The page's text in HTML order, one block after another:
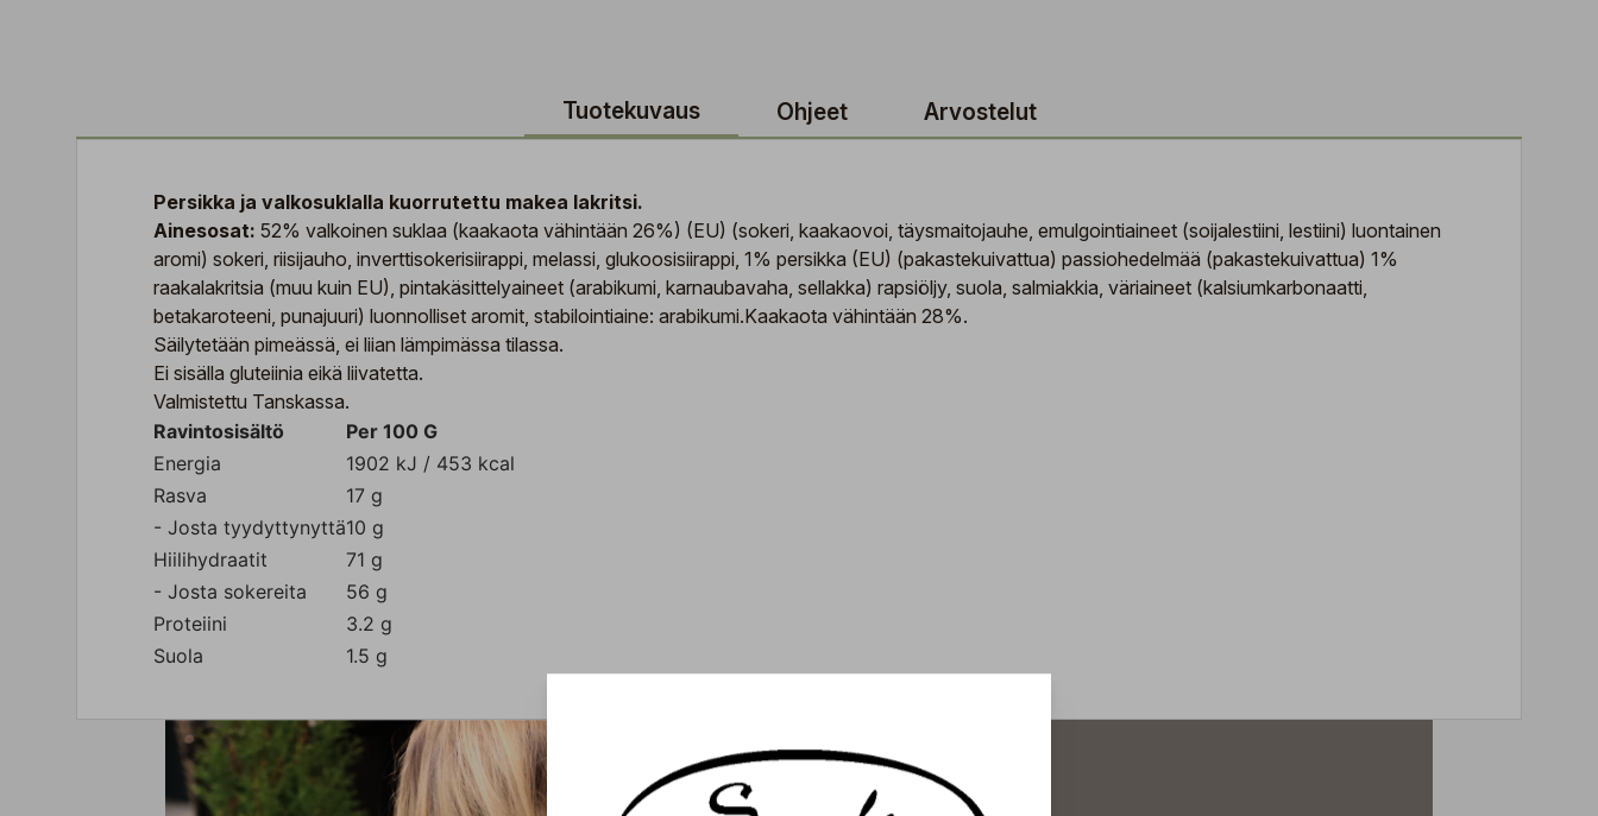
Tuotekuvaus Ohjeet Arvostelut
Persikka ja valkosuklalla kuorrutettu makea lakritsi.
Ainesosat: 52% valkoinen suklaa (kaakaota vähintään 26%) (EU) (sokeri, kaakaovoi, täysmaitojauhe, emulgointiaineet (soijalestiini, lestiini) luontainen
aromi) sokeri, riisijauho, inverttisokerisiirappi, melassi, glukoosisiirappi, 1% persikka (EU) (pakastekuivattua) passiohedelmää (pakastekuivattua) 1%
raakalakritsia (muu kuin EU), pintakäsittelyaineet (arabikumi, karnaubavaha, sellakka) rapsiöljy, suola, salmiakkia, väriaineet (kalsiumkarbonaatti,
betakaroteeni, punajuuri) luonnolliset aromit, stabilointiaine: arabikumi.Kaakaota vähintään 28%.
Säilytetään pimeässä, ei liian lämpimässa tilassa.
Ei sisälla gluteiinia eikä liivatetta.
Valmistettu Tanskassa.
Ravintosisältö
Per 100 G
Energia
1902 kJ / 453 kcal
Rasva
17 g
- Josta tyydyttynyttä10 g
Hiilihydraatit
71 g
- Josta sokereita
56 g
Proteiini
3.2 g
Suola
1.5 g